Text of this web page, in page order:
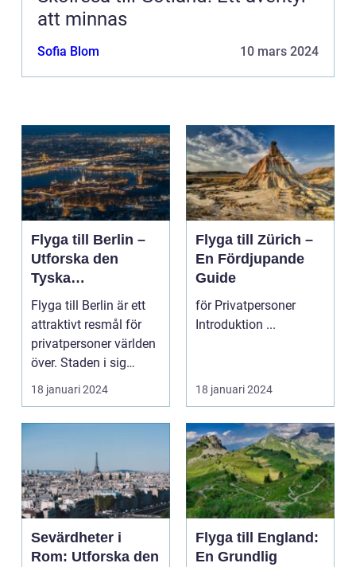
att minnas
Sofia Blom 10 mars 2024
Flyga till Berlin –
Utforska den
Tyska
Huvudstaden på
Nära Håll
Flyga till Berlin är ett
attraktivt resmål för
privatpersoner världen
över. Staden i sig
bjuder på e...
18 januari 2024
Flyga till Zürich –
En Fördjupande
Guide
för Privatpersoner
Introduktion ...
18 januari 2024
Sevärdheter i
Rom: Utforska den
Flyga till England:
En Grundlig